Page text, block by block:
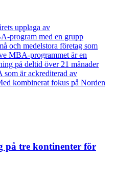
upplaga av
program med en grupp
och medelstora företag som
MBA-programmet är en
på deltid över 21 månader
är ackrediterad av
kombinerat fokus på Norden
på tre kontinenter för